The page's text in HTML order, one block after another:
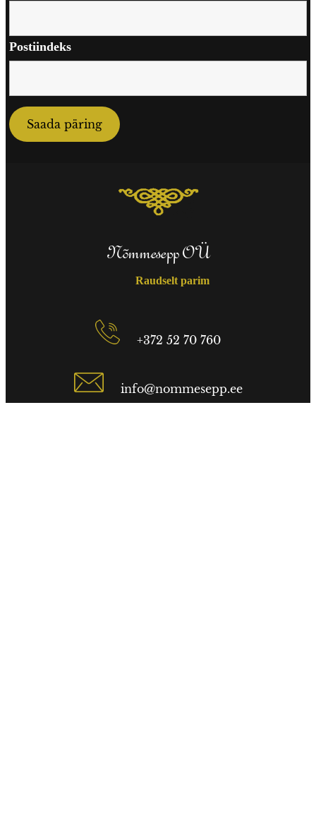
Postiindeks
Nõmmesepp OÜ
Raudselt parim
+372 52 70 760
info@nommesepp.ee